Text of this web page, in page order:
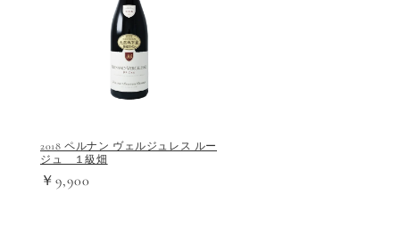
2018 ペルナン ヴェルジュレス ルー
ジュ １級畑
￥9,900